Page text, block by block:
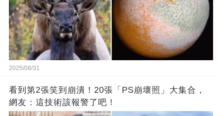
2025/08/31
看到第2張笑到崩潰！20張「PS崩壞照」大集合，
網友：這技術該報警了吧！